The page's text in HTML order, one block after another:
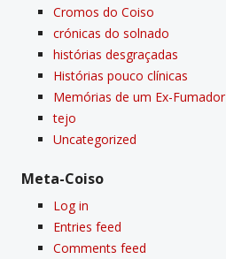
Cromos do Coiso
crónicas do solnado
histórias desgraçadas
Histórias pouco clí­nicas
Memórias de um Ex-Fumador
tejo
Uncategorized
Meta-Coiso
Log in
Entries feed
Comments feed